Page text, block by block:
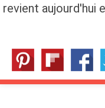
revient aujourd'hui